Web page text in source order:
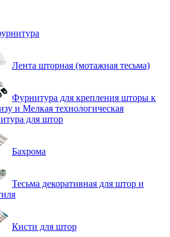
Лента шторная (мотажная тесьма)
Фурнитура для крепления шторы к
и Мелкая технологическая
для штор
Бахрома
Тесьма декоративная для штор и
Кисти для штор